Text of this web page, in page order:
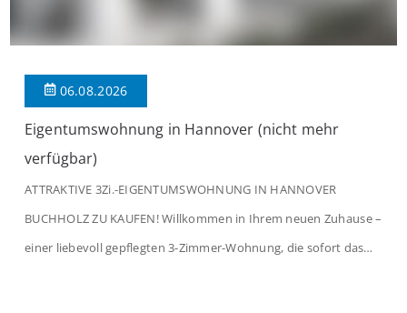
06.08.2026
Eigentumswohnung in Hannover (nicht mehr
verfügbar)
ATTRAKTIVE 3Zi.-EIGENTUMSWOHNUNG IN HANNOVER
BUCHHOLZ ZU KAUFEN! Willkommen in Ihrem neuen Zuhause –
einer liebevoll gepflegten 3-Zimmer-Wohnung, die sofort das